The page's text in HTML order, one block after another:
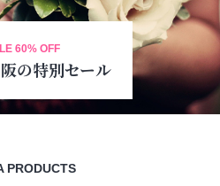
60% OFF
の特別セール
PRODUCTS